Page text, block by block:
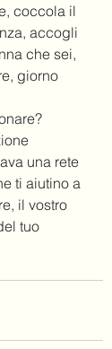
coccola il
accogli
che sei,
giorno
una rete
ti aiutino a
il vostro
tuo